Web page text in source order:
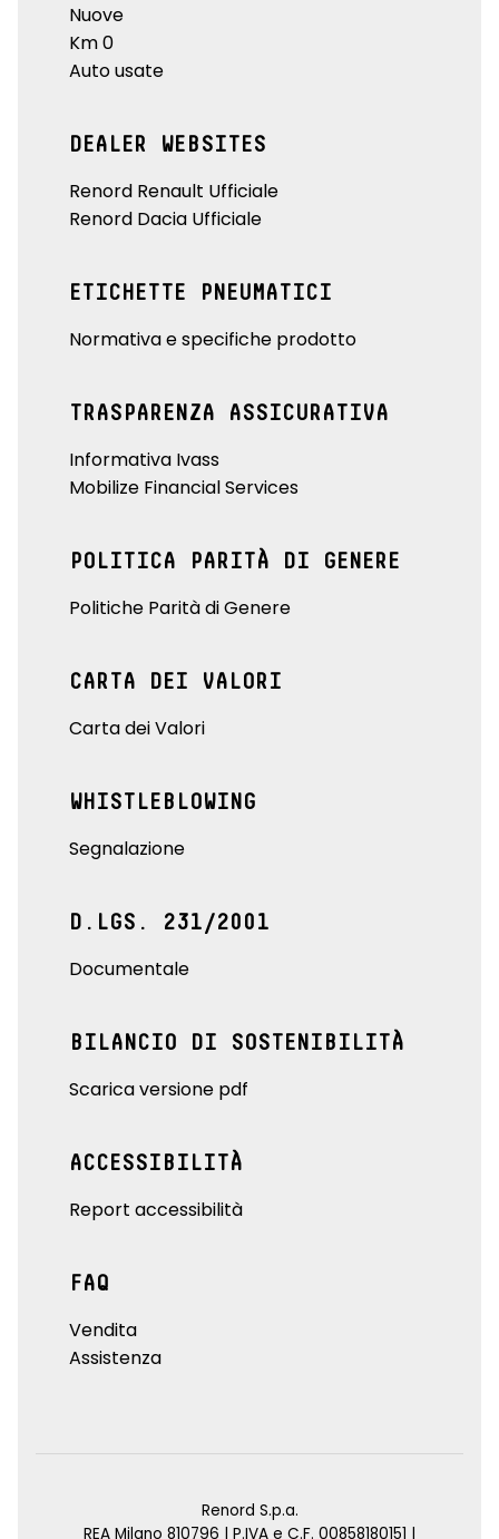
Nuove
Km 0
Auto usate
DEALER WEBSITES
Renord Renault Ufficiale
Renord Dacia Ufficiale
ETICHETTE PNEUMATICI
Normativa e specifiche prodotto
TRASPARENZA ASSICURATIVA
Informativa Ivass
Mobilize Financial Services
POLITICA PARITÀ DI GENERE
Politiche Parità di Genere
CARTA DEI VALORI
Carta dei Valori
WHISTLEBLOWING
Segnalazione
D.LGS. 231/2001
Documentale
BILANCIO DI SOSTENIBILITÀ
Scarica versione pdf
ACCESSIBILITÀ
Report accessibilità
FAQ
Vendita
Assistenza
Renord S.p.a.
REA Milano 810796 | P.IVA e C.F. 00858180151 |